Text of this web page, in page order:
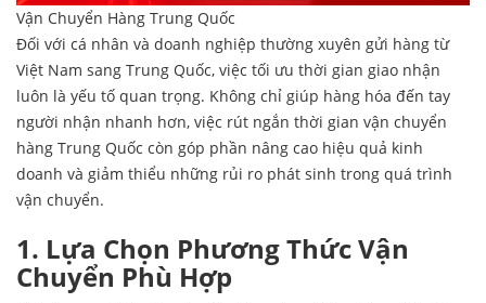
Vận Chuyển Hàng Trung Quốc
Đối với cá nhân và doanh nghiệp thường xuyên gửi hàng từ
Việt Nam sang Trung Quốc, việc tối ưu thời gian giao nhận
luôn là yếu tố quan trọng. Không chỉ giúp hàng hóa đến tay
người nhận nhanh hơn, việc rút ngắn thời gian vận chuyển
hàng Trung Quốc còn góp phần nâng cao hiệu quả kinh
doanh và giảm thiểu những rủi ro phát sinh trong quá trình
vận chuyển.
1. Lựa Chọn Phương Thức Vận
Chuyển Phù Hợp